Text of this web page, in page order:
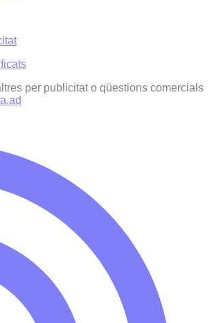
per publicitat o qüestions comercials